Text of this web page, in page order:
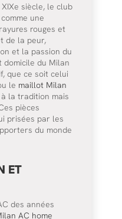
siècle, le club
une
rouges et
de la peur,
et la passion du
domicile du Milan
que ce soit celui
le maillot Milan
la tradition mais
pièces
prisées par les
du monde
ET
des années
AC home